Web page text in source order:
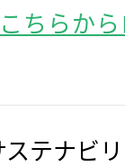
こちらか
テナビ